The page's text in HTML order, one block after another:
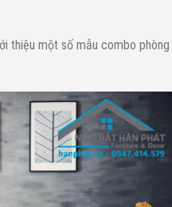
thiệu một số mẫu combo phòng